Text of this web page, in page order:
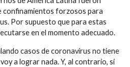
confinamientos forzosos para
Por supuesto que para estas
en el momento adecuado.
casos de coronavirus no tiene
a lograr nada. Y, al contrario, si